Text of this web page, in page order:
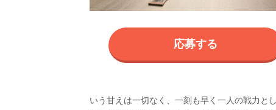
応募する
いう甘えは一切なく、一刻も早く一人の戦力と